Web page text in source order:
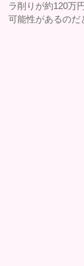
ラ削りが約120万
可能性があるのだ